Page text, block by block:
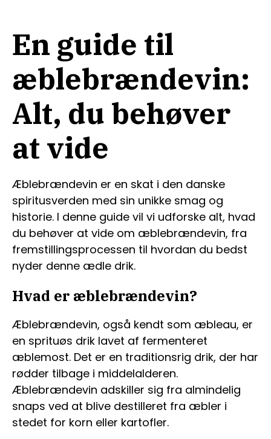
En guide til
æblebrændevin:
Alt, du behøver
at vide
Æblebrændevin er en skat i den danske
spiritusverden med sin unikke smag og
historie. I denne guide vil vi udforske alt, hvad
du behøver at vide om æblebrændevin, fra
fremstillingsprocessen til hvordan du bedst
nyder denne ædle drik.
Hvad er æblebrændevin?
Æblebrændevin, også kendt som æbleau, er
en sprituøs drik lavet af fermenteret
æblemost. Det er en traditionsrig drik, der har
rødder tilbage i middelalderen.
Æblebrændevin adskiller sig fra almindelig
snaps ved at blive destilleret fra æbler i
stedet for korn eller kartofler.